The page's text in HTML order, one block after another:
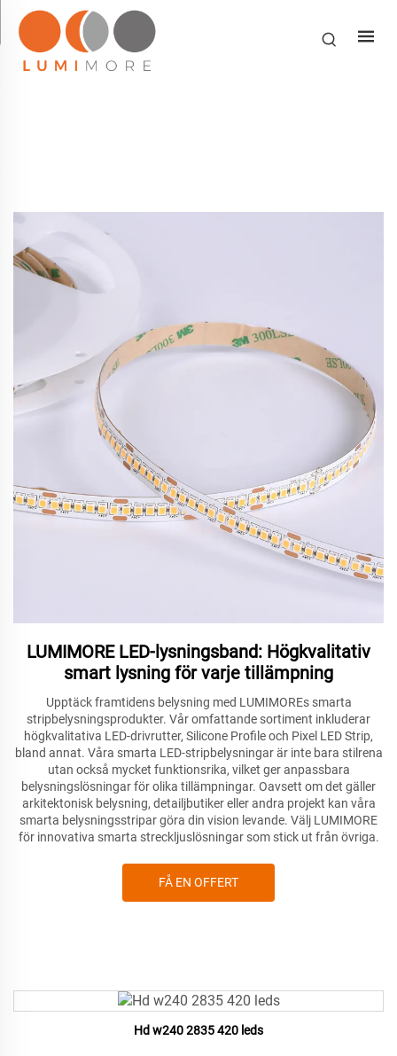
LUMIMORE LED-lysningsband: Högkvalitativ
smart lysning för varje tillämpning
Upptäck framtidens belysning med LUMIMOREs smarta
stripbelysningsprodukter. Vår omfattande sortiment inkluderar
högkvalitativa LED-drivrutter, Silicone Profile och Pixel LED Strip,
bland annat. Våra smarta LED-stripbelysningar är inte bara stilrena
utan också mycket funktionsrika, vilket ger anpassbara
belysningslösningar för olika tillämpningar. Oavsett om det gäller
arkitektonisk belysning, detailjbutiker eller andra projekt kan våra
smarta belysningsstripar göra din vision levande. Välj LUMIMORE
för innovativa smarta streckljuslösningar som stick ut från övriga.
FÅ EN OFFERT
Hd w240 2835 420 leds